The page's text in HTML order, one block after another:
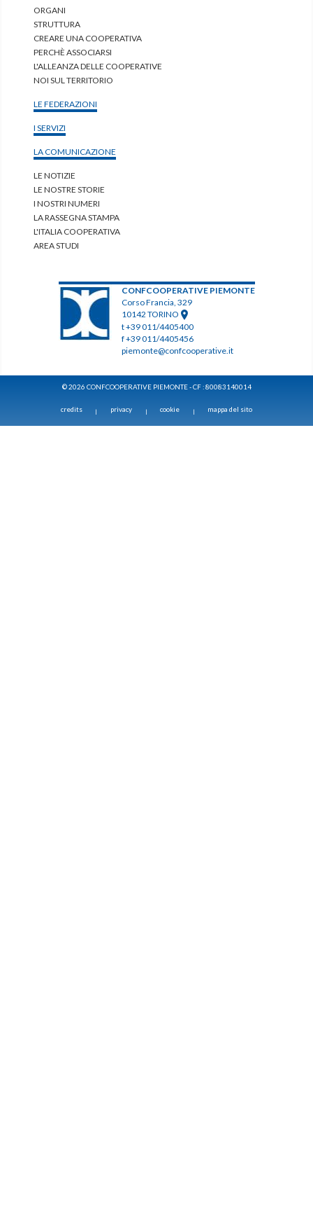
ORGANI
STRUTTURA
CREARE UNA COOPERATIVA
PERCHÈ ASSOCIARSI
L'ALLEANZA DELLE COOPERATIVE
NOI SUL TERRITORIO
LE FEDERAZIONI
I SERVIZI
LA COMUNICAZIONE
LE NOTIZIE
LE NOSTRE STORIE
I NOSTRI NUMERI
LA RASSEGNA STAMPA
L'ITALIA COOPERATIVA
AREA STUDI
CONFCOOPERATIVE PIEMONTE
Corso Francia, 329
10142 TORINO
t +39 011/4405400
f +39 011/4405456
piemonte@confcooperative.it
© 2026 CONFCOOPERATIVE PIEMONTE - CF : 80083140014
credits privacy cookie mappa del sito